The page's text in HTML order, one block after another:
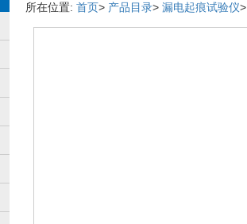
所在位置: 首页> 产品目录> 漏电起痕试验仪>